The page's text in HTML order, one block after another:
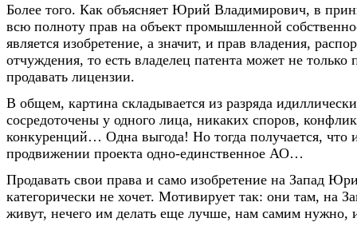
Более того. Как объясняет Юрий Владимирович, в
всю полноту прав на объект промышленной
является изобретение, а значит, и прав владения,
отчуждения, то есть владелец патента может не только
продавать лицензии.
В общем, картина складывается из разряда
сосредоточены у одного лица, никаких споров,
конкуренций… Одна выгода! Но тогда получается, что
продвижении проекта одно-единственное АО…
Продавать свои права и само изобретение на Запад
категорически не хочет. Мотивирует так: они там, на
живут, нечего им делать еще лучше, нам самим